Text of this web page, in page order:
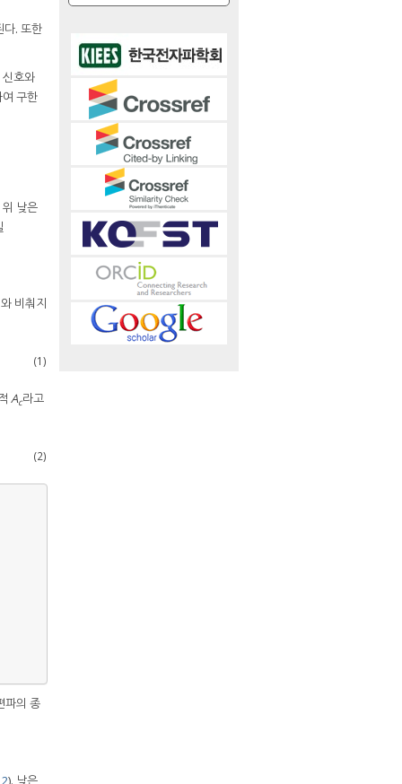
다. 또한
호와
구한
낮은
와 비춰지
(1)
Ac라고
(2)
파의 종
). 낮은